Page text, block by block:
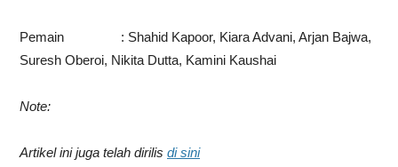
Pemain : Shahid Kapoor, Kiara Advani, Arjan Bajwa,
Suresh Oberoi, Nikita Dutta, Kamini Kaushai
Note:
Artikel ini juga telah dirilis di sini